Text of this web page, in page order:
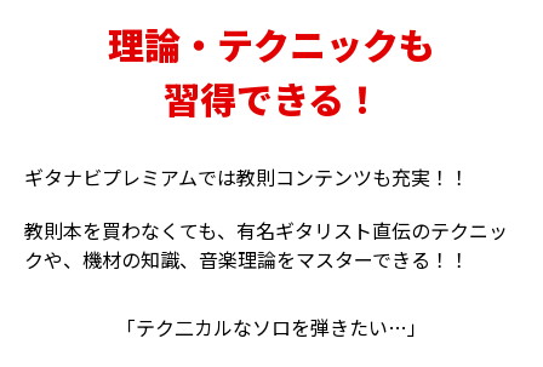
理論・テクニックも
習得できる！
ギタナビプレミアムでは教則コンテンツも充実！！
教則本を買わなくても、有名ギタリスト直伝のテクニッ
クや、機材の知識、音楽理論をマスターできる！！
「テク二カルなソロを弾きたい…」